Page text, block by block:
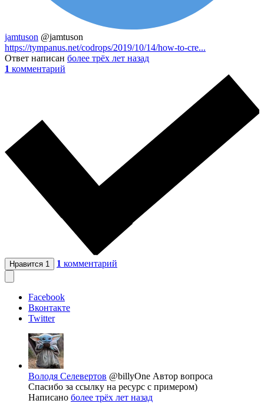
jamtuson @jamtuson
https://tympanus.net/codrops/2019/10/14/how-to-cre...
Ответ написан более трёх лет назад
1 комментарий
Нравится 1 1 комментарий
Facebook
Вконтакте
Twitter
Володя Селевертов @billyOne Автор вопроса
Спасибо за ссылку на ресурс с примером)
Написано более трёх лет назад